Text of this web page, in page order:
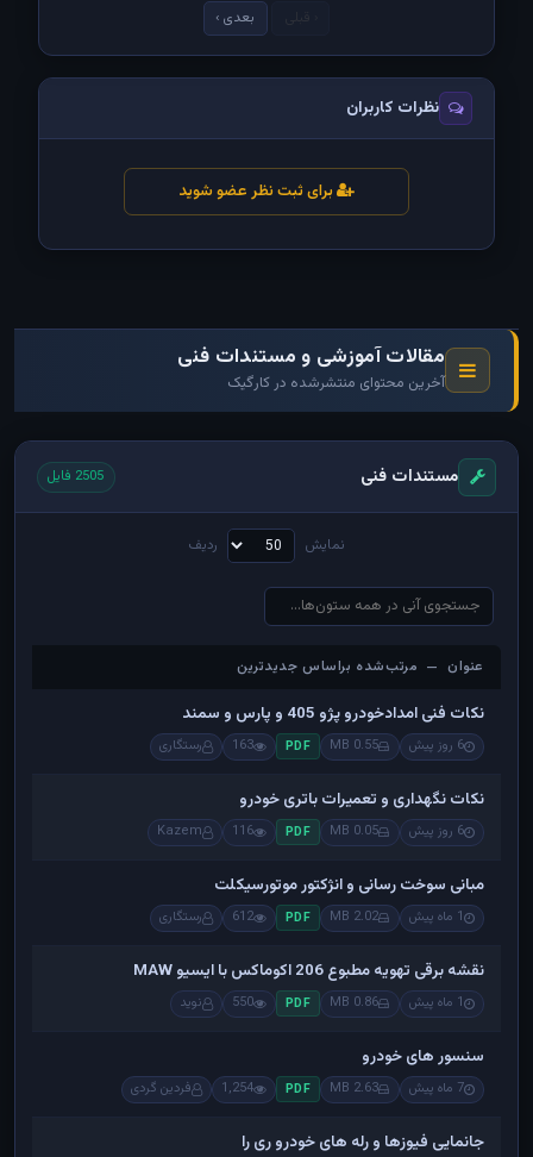
بعدی ›
نظرات کاربران
برای ثبت نظر عضو شوید
مقالات آموزشی و مستندات فنی
آخرین محتوای منتشرشده در کارگیک
مستندات فنی 2505 فایل
نمایش ردیف
عنوان — مرتب‌شده براساس جدیدترین
عنوان — مرتب‌شده براساس جدیدترین
نکات فنی امدادخودرو پژو 405 و پارس و سمند
6 روز پیش 0.55 MB
PDF
163 رستگاری
نکات نگهداری و تعمیرات باتری خودرو
6 روز پیش 0.05 MB
PDF
116
Kazem
مبانی سوخت رسانی و انژکتور موتورسیکلت
1 ماه پیش 2.02 MB
PDF
612 رستگاری
نقشه برقی تهویه مطبوع 206 اکوماکس با ایسیو MAW
1 ماه پیش 0.86 MB
PDF
550 نوید
سنسور های خودرو
7 ماه پیش 2.63 MB
PDF
1,254 فردین گردی
جانمایی فیوزها و رله های خودرو ری را